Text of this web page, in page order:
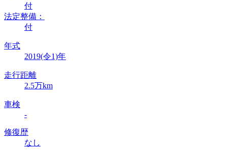
付
法定整備：
付
年式
2019(令1)年
走行距離
2.5万km
車検
-
修復歴
なし